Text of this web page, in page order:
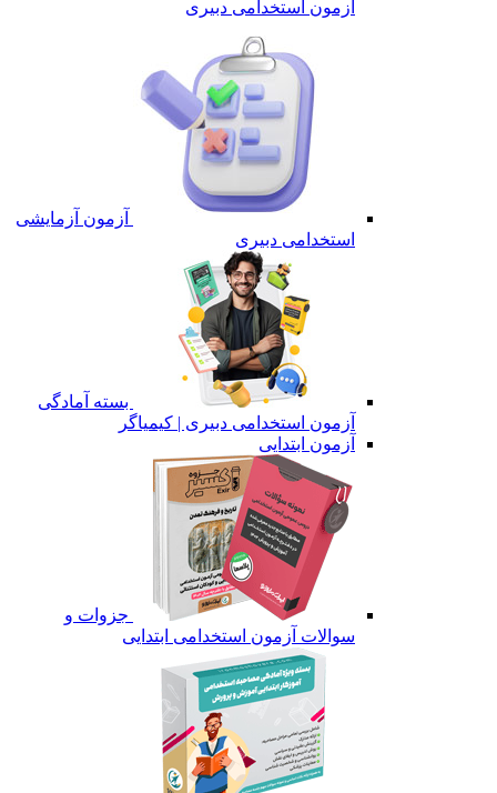
آزمون استخدامی دبیری
آزمون آزمایشی
استخدامی دبیری
بسته آمادگی
آزمون استخدامی دبیری | کیمیاگر
آزمون ابتدایی
جزوات و
سوالات آزمون استخدامی ابتدایی